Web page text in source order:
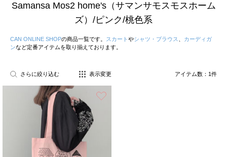
Samansa Mos2 home's（サマンサモスモスホーム
ズ）/ピンク/桃色系
CAN ONLINE SHOPの商品一覧です。 スカート やシャツ・ブラウス
カーディガ
ンなど定番アイテムを取り揃えております。
さらに絞り込む 表示変更 アイテム数： 1件